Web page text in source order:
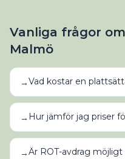
Vanliga frågor om
Malmö
→Vad kostar en
→ Hur jämför jag priser
→Är ROT-avdrag